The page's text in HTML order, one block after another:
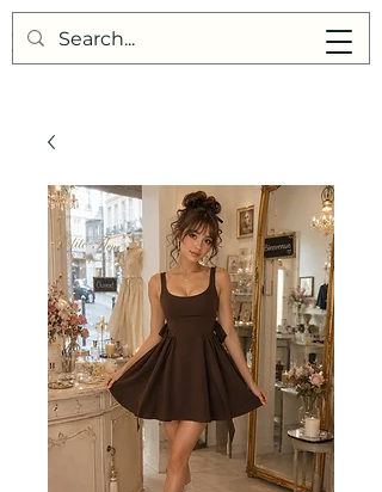
Points de Suture